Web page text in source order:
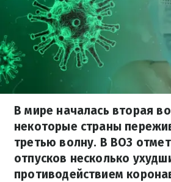
В мире началась вторая
некоторые страны
третью волну. В ВОЗ
отпусков несколько
противодействием